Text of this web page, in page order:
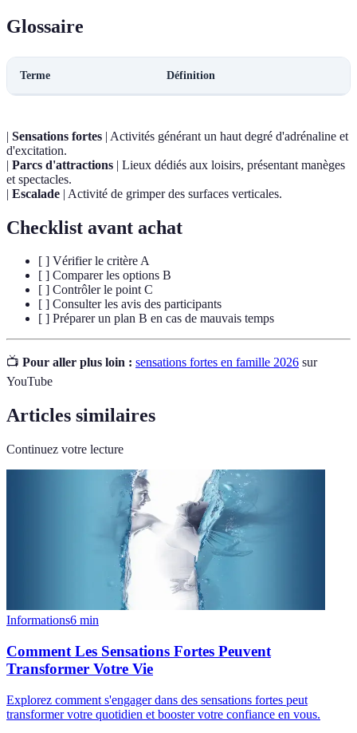
Glossaire
Terme Définition
| Sensations fortes | Activités générant un haut degré d'adrénaline et
d'excitation.
| Parcs d'attractions | Lieux dédiés aux loisirs, présentant manèges
et spectacles.
| Escalade | Activité de grimper des surfaces verticales.
Checklist avant achat
[ ] Vérifier le critère A
[ ] Comparer les options B
[ ] Contrôler le point C
[ ] Consulter les avis des participants
[ ] Préparer un plan B en cas de mauvais temps
📺 Pour aller plus loin : sensations fortes en famille 2026 sur
YouTube
Articles similaires
Continuez votre lecture
Informations6 min
Comment Les Sensations Fortes Peuvent
Transformer Votre Vie
Explorez comment s'engager dans des sensations fortes peut
transformer votre quotidien et booster votre confiance en vous.